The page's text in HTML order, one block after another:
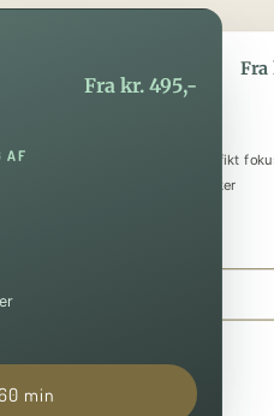
Fra kr. 495,-
AF
min
Fra
Den luksuriøse
Helkropsmassage med et specifikt
Behandling af flere problematikker